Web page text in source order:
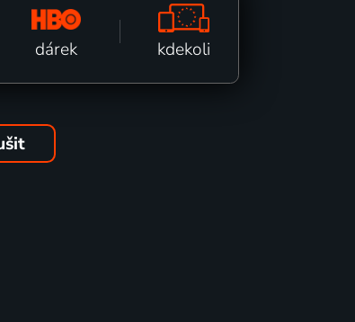
dárek kdekoli